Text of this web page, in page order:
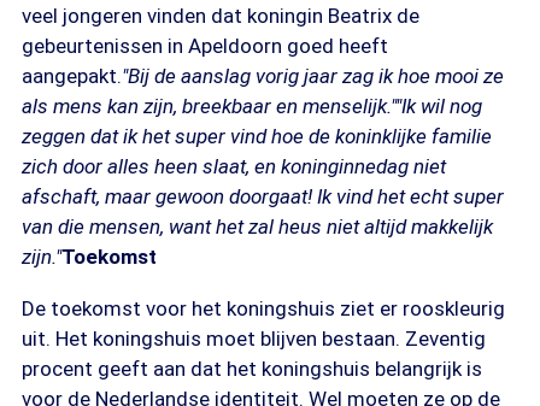
veel jongeren vinden dat koningin Beatrix de
gebeurtenissen in Apeldoorn goed heeft
aangepakt."Bij de aanslag vorig jaar zag ik hoe mooi ze
als mens kan zijn, breekbaar en menselijk.""Ik wil nog
zeggen dat ik het super vind hoe de koninklijke familie
zich door alles heen slaat, en koninginnedag niet
afschaft, maar gewoon doorgaat! Ik vind het echt super
van die mensen, want het zal heus niet altijd makkelijk
zijn."Toekomst
De toekomst voor het koningshuis ziet er rooskleurig
uit. Het koningshuis moet blijven bestaan. Zeventig
procent geeft aan dat het koningshuis belangrijk is
voor de Nederlandse identiteit. Wel moeten ze op de